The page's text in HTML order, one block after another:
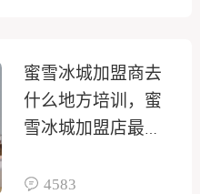
蜜雪冰城加盟商去
什么地方培训，蜜
雪冰城加盟店最小
4583